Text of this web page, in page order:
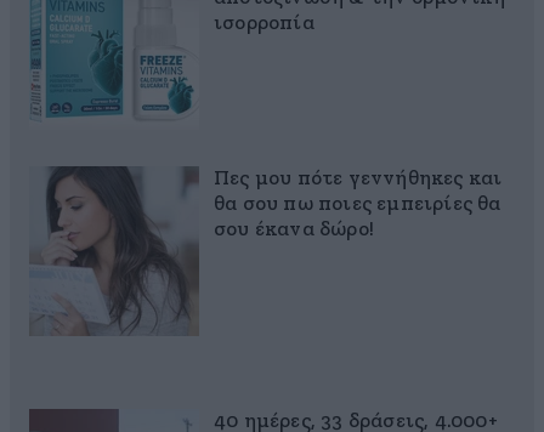
ισορροπία
Πες μου πότε γεννήθηκες και
θα σου πω ποιες εμπειρίες θα
σου έκανα δώρο!
40 ημέρες, 33 δράσεις, 4.000+